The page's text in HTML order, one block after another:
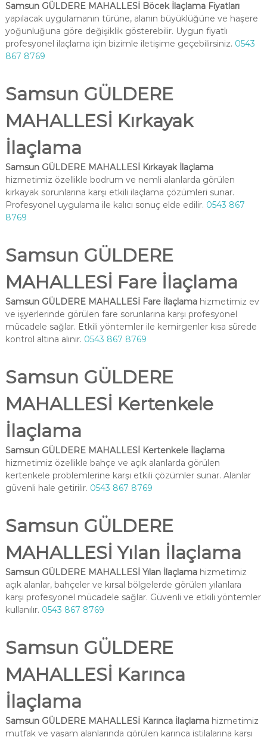
Samsun GÜLDERE MAHALLESİ Böcek İlaçlama Fiyatları
yapılacak uygulamanın türüne, alanın büyüklüğüne ve haşere
yoğunluğuna göre değişiklik gösterebilir. Uygun fiyatlı
profesyonel ilaçlama için bizimle iletişime geçebilirsiniz. 0543
867 8769
Samsun GÜLDERE
MAHALLESİ Kırkayak
İlaçlama
Samsun GÜLDERE MAHALLESİ Kırkayak İlaçlama
hizmetimiz özellikle bodrum ve nemli alanlarda görülen
kırkayak sorunlarına karşı etkili ilaçlama çözümleri sunar.
Profesyonel uygulama ile kalıcı sonuç elde edilir. 0543 867
8769
Samsun GÜLDERE
MAHALLESİ Fare İlaçlama
Samsun GÜLDERE MAHALLESİ Fare İlaçlamahizmetimiz ev
ve işyerlerinde görülen fare sorunlarına karşı profesyonel
mücadele sağlar. Etkili yöntemler ile kemirgenler kısa sürede
kontrol altına alınır. 0543 867 8769
Samsun GÜLDERE
MAHALLESİ Kertenkele
İlaçlama
Samsun GÜLDERE MAHALLESİ Kertenkele İlaçlama
hizmetimiz özellikle bahçe ve açık alanlarda görülen
kertenkele problemlerine karşı etkili çözümler sunar. Alanlar
güvenli hale getirilir. 0543 867 8769
Samsun GÜLDERE
MAHALLESİ Yılan İlaçlama
Samsun GÜLDERE MAHALLESİ Yılan İlaçlamahizmetimiz
açık alanlar, bahçeler ve kırsal bölgelerde görülen yılanlara
karşı profesyonel mücadele sağlar. Güvenli ve etkili yöntemler
kullanılır. 0543 867 8769
Samsun GÜLDERE
MAHALLESİ Karınca
İlaçlama
Samsun GÜLDERE MAHALLESİ Karınca İlaçlamahizmetimiz
mutfak ve yaşam alanlarında görülen karınca istilalarına karşı